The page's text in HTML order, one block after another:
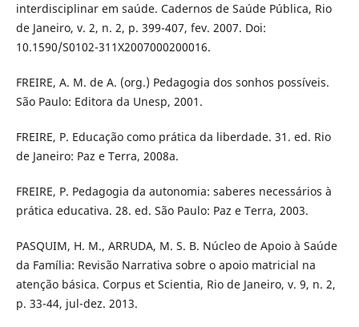
interdisciplinar em saúde. Cadernos de Saúde Pública, Rio
de Janeiro, v. 2, n. 2, p. 399-407, fev. 2007. Doi:
10.1590/S0102-311X2007000200016.
FREIRE, A. M. de A. (org.) Pedagogia dos sonhos possíveis.
São Paulo: Editora da Unesp, 2001.
FREIRE, P. Educação como prática da liberdade. 31. ed. Rio
de Janeiro: Paz e Terra, 2008a.
FREIRE, P. Pedagogia da autonomia: saberes necessários à
prática educativa. 28. ed. São Paulo: Paz e Terra, 2003.
PASQUIM, H. M., ARRUDA, M. S. B. Núcleo de Apoio à Saúde
da Família: Revisão Narrativa sobre o apoio matricial na
atenção básica. Corpus et Scientia, Rio de Janeiro, v. 9, n. 2,
p. 33-44, jul-dez. 2013.